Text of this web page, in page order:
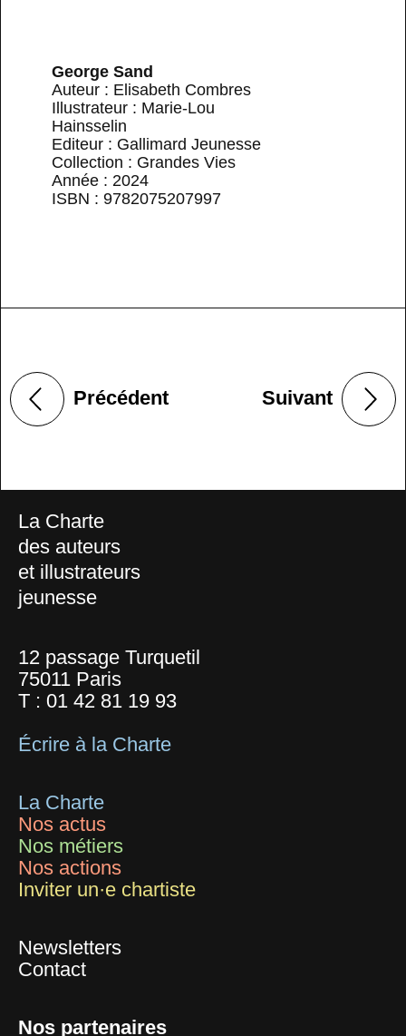
George Sand
Auteur : Elisabeth Combres
Illustrateur : Marie-Lou
Hainsselin
Editeur : Gallimard Jeunesse
Collection : Grandes Vies
Année : 2024
ISBN : 9782075207997
Précédent Suivant
La Charte
des auteurs
et illustrateurs
jeunesse
12 passage Turquetil
75011 Paris
T : 01 42 81 19 93
Écrire à la Charte
La Charte
Nos actus
Nos métiers
Nos actions
Inviter un·e chartiste
Newsletters
Contact
Nos partenaires